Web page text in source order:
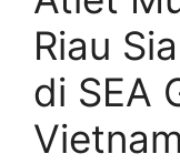
Riau
di SEA
Vietnam